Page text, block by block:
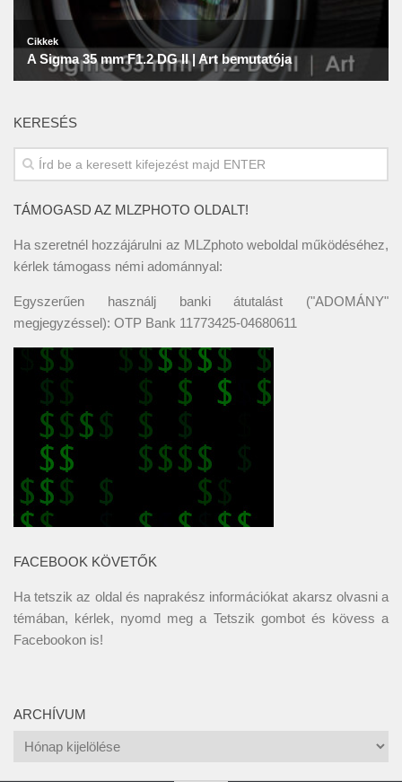
KERESÉS
TÁMOGASD AZ MLZPHOTO OLDALT!
Ha szeretnél hozzájárulni az MLZphoto weboldal működéséhez,
kérlek támogass némi adománnyal:
Egyszerűen használj banki átutalást ("ADOMÁNY"
megjegyzéssel): OTP Bank 11773425-04680611
FACEBOOK KÖVETŐK
Ha tetszik az oldal és naprakész információkat akarsz olvasni a
témában, kérlek, nyomd meg a Tetszik gombot és kövess a
Facebookon is!
ARCHÍVUM
Archívum